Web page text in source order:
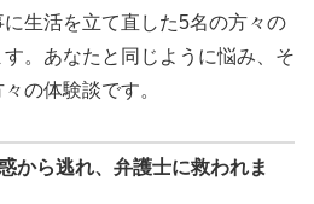
生活を立て直した5名の方々の
。あなたと同じように悩み、そ
の体験談です。
から逃れ、弁護士に救われま